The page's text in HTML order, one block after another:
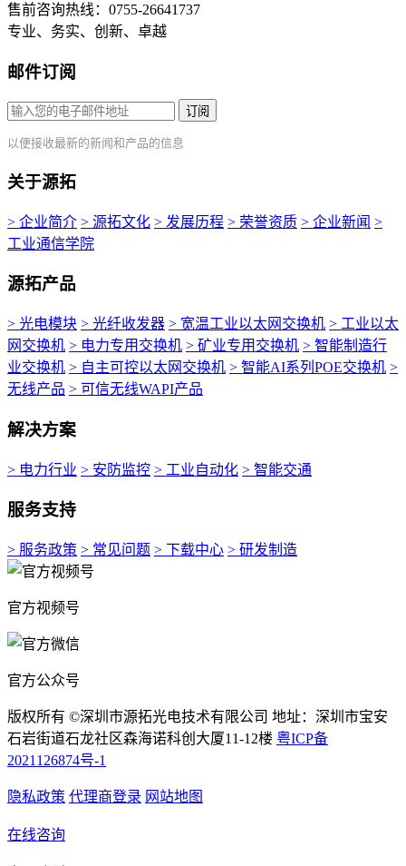
售前咨询热线：0755-26641737
专业、务实、创新、卓越
邮件订阅
订阅
以便接收最新的新闻和产品的信息
关于源拓
> 企业简介 > 源拓文化 > 发展历程 > 荣誉资质 > 企业新闻 >
工业通信学院
源拓产品
> 光电模块 > 光纤收发器 > 宽温工业以太网交换机 > 工业以太
网交换机 > 电力专用交换机 > 矿业专用交换机 > 智能制造行
业交换机 > 自主可控以太网交换机 > 智能AI系列POE交换机 >
无线产品 > 可信无线WAPI产品
解决方案
> 电力行业 > 安防监控 > 工业自动化 > 智能交通
服务支持
> 服务政策 > 常见问题 > 下载中心 > 研发制造
官方视频号
官方公众号
版权所有 ©深圳市源拓光电技术有限公司 地址：深圳市宝安
石岩街道石龙社区森海诺科创大厦11-12楼 粤ICP备
2021126874号-1
隐私政策 代理商登录 网站地图
在线咨询